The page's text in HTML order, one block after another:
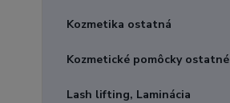
Kozmetika ostatná
Kozmetické pomôcky ostatné
Lash lifting, Laminácia